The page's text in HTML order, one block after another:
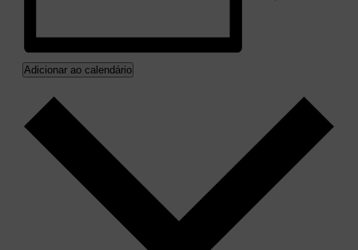
Adicionar ao calendário